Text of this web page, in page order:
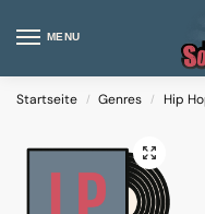
MENU
Startseite / Genres / Hip